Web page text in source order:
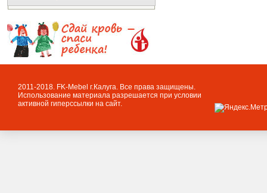
2011-2018. FK-Mebel г.Калуга. Все права защищены.
Использование материала разрешается при условии
активной гиперссылки на сайт.